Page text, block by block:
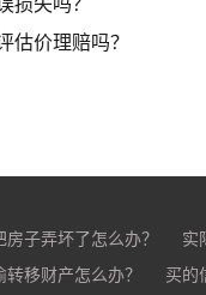
估价理赔吗？
房子弄坏了怎么办？
实
定金能退吗？ 买的房子
转移财产怎么办？
买的